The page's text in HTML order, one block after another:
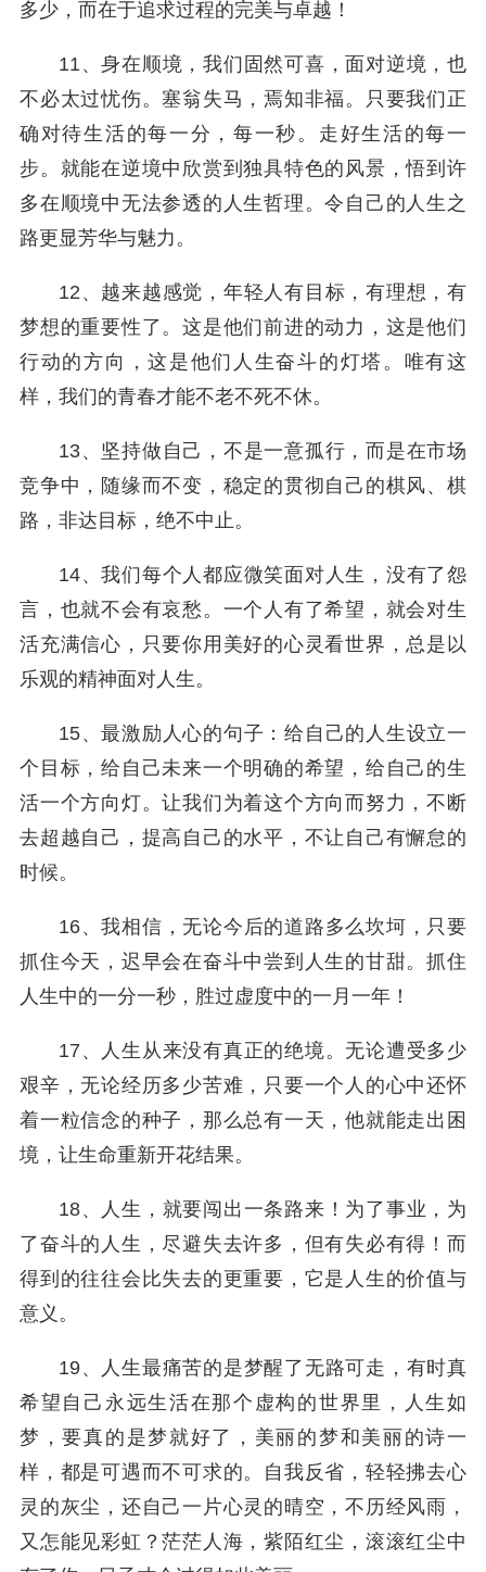
多少，而在于追求过程的完美与卓越！
11、身在顺境，我们固然可喜，面对逆境，也
不必太过忧伤。塞翁失马，焉知非福。只要我们正
确对待生活的每一分，每一秒。走好生活的每一
步。就能在逆境中欣赏到独具特色的风景，悟到许
多在顺境中无法参透的人生哲理。令自己的人生之
路更显芳华与魅力。
12、越来越感觉，年轻人有目标，有理想，有
梦想的重要性了。这是他们前进的动力，这是他们
行动的方向，这是他们人生奋斗的灯塔。唯有这
样，我们的青春才能不老不死不休。
13、坚持做自己，不是一意孤行，而是在市场
竞争中，随缘而不变，稳定的贯彻自己的棋风、棋
路，非达目标，绝不中止。
14、我们每个人都应微笑面对人生，没有了怨
言，也就不会有哀愁。一个人有了希望，就会对生
活充满信心，只要你用美好的心灵看世界，总是以
乐观的精神面对人生。
15、最激励人心的句子：给自己的人生设立一
个目标，给自己未来一个明确的希望，给自己的生
活一个方向灯。让我们为着这个方向而努力，不断
去超越自己，提高自己的水平，不让自己有懈怠的
时候。
16、我相信，无论今后的道路多么坎坷，只要
抓住今天，迟早会在奋斗中尝到人生的甘甜。抓住
人生中的一分一秒，胜过虚度中的一月一年！
17、人生从来没有真正的绝境。无论遭受多少
艰辛，无论经历多少苦难，只要一个人的心中还怀
着一粒信念的种子，那么总有一天，他就能走出困
境，让生命重新开花结果。
18、人生，就要闯出一条路来！为了事业，为
了奋斗的人生，尽避失去许多，但有失必有得！而
得到的往往会比失去的更重要，它是人生的价值与
意义。
19、人生最痛苦的是梦醒了无路可走，有时真
希望自己永远生活在那个虚构的世界里，人生如
梦，要真的是梦就好了，美丽的梦和美丽的诗一
样，都是可遇而不可求的。自我反省，轻轻拂去心
灵的灰尘，还自己一片心灵的晴空，不历经风雨，
又怎能见彩虹？茫茫人海，紫陌红尘，滚滚红尘中